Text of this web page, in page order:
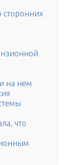
сторонних
на нем
что